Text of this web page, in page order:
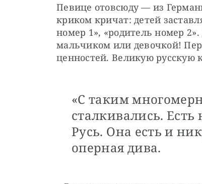
Певице отовсюду — из
криком кричат: детей
номер 1», «родитель номер
мальчиком или девочкой!
ценностей. Великую русскую
«С таким
сталкивались.
Русь. Она есть и
оперная дива.